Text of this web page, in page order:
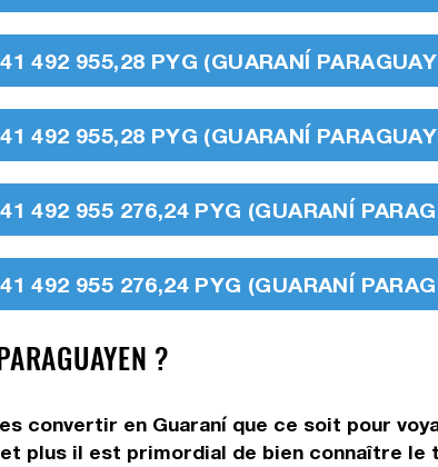
492 955,28 PYG (GUARANÍ
492 955,28 PYG (GUARANÍ
492 955 276,24 PYG (GUARANÍ
492 955 276,24 PYG (GUARANÍ
?
convertir en Guaraní que ce soit pour
plus il est primordial de bien connaître le